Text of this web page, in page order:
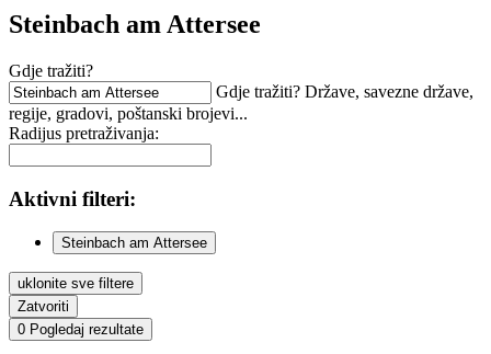
Steinbach am Attersee
Gdje tražiti?
Gdje tražiti? Države, savezne države,
regije, gradovi, poštanski brojevi...
Radijus pretraživanja:
Aktivni filteri:
Steinbach am Attersee
uklonite sve filtere
Zatvoriti
0 Pogledaj rezultate